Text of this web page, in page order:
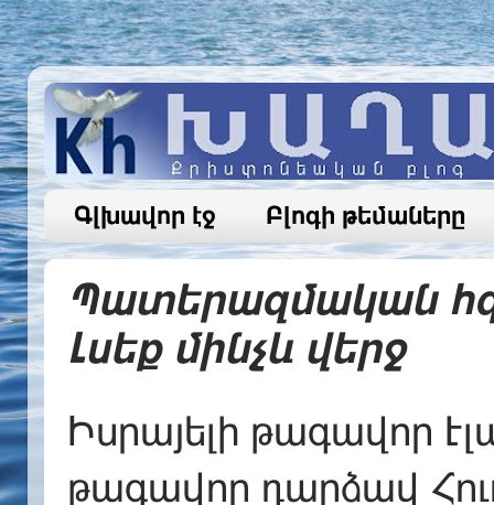
Գլխավոր էջ Բլոգի թեմաները
Պատերազմական
Լսեք մինչև վերջ
Իսրայելի թագավոր
թագավոր դարձավ